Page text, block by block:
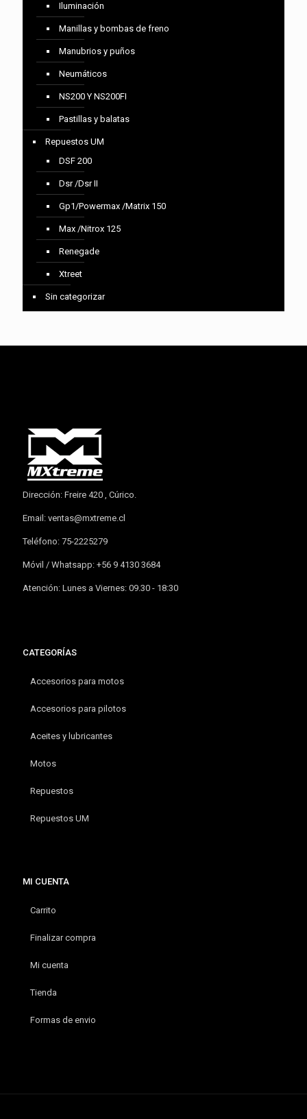
Iluminación
Manillas y bombas de freno
Manubrios y puños
Neumáticos
NS200 Y NS200FI
Pastillas y balatas
Repuestos UM
DSF 200
Dsr /Dsr II
Gp1/Powermax /Matrix 150
Max /Nitrox 125
Renegade
Xtreet
Sin categorizar
Dirección: Freire 420 , Cúrico.
Email: ventas@mxtreme.cl
Teléfono: 75-2225279
Móvil / Whatsapp: +56 9 4130 3684
Atención: Lunes a Viernes: 09.30 - 18:30
CATEGORÍAS
Accesorios para motos
Accesorios para pilotos
Aceites y lubricantes
Motos
Repuestos
Repuestos UM
MI CUENTA
Carrito
Finalizar compra
Mi cuenta
Tienda
Formas de envio